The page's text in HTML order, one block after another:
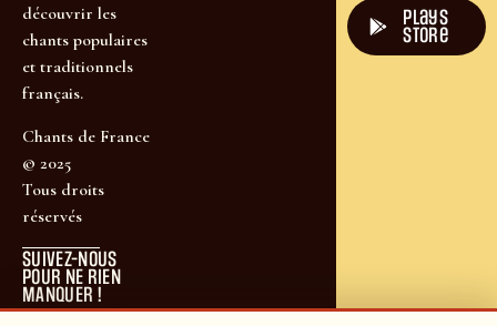
découvrir les
chants populaires
et traditionnels
français.
Chants de France
© 2025
Tous droits
réservés
SUIVEZ-NOUS
POUR NE RIEN
MANQUER !
plays
store